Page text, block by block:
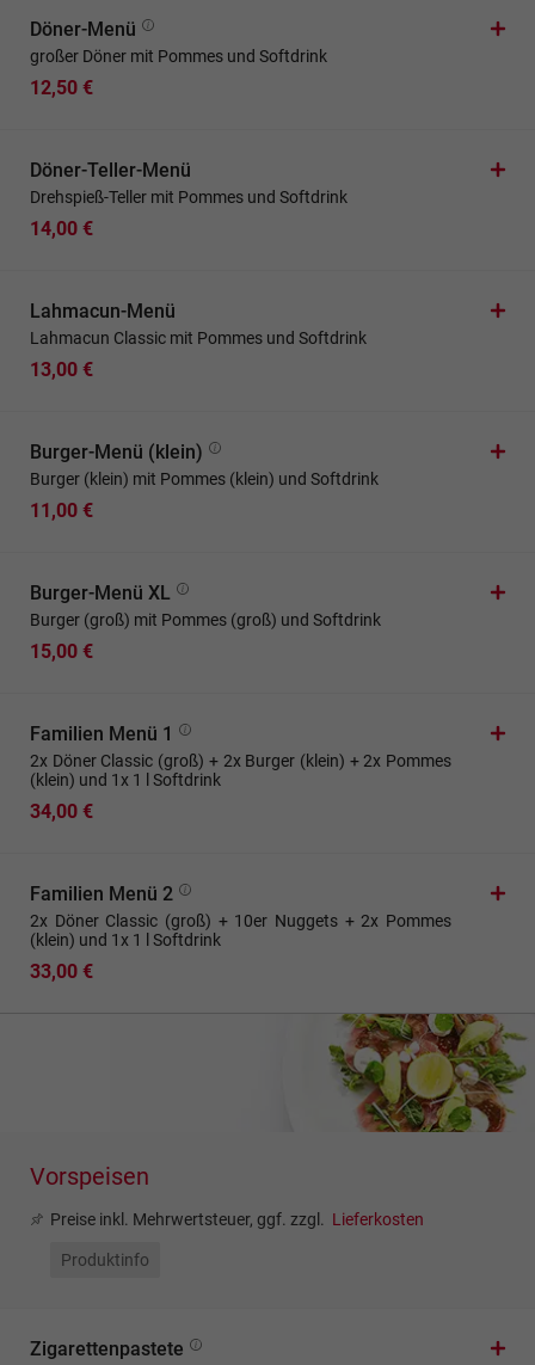
Döner-Menü
großer Döner mit Pommes und Softdrink
12,50 €
Döner-Teller-Menü
Drehspieß-Teller mit Pommes und Softdrink
14,00 €
Lahmacun-Menü
Lahmacun Classic mit Pommes und Softdrink
13,00 €
Burger-Menü (klein)
Burger (klein) mit Pommes (klein) und Softdrink
11,00 €
Burger-Menü XL
Burger (groß) mit Pommes (groß) und Softdrink
15,00 €
Familien Menü 1
2x Döner Classic (groß) + 2x Burger (klein) + 2x Pommes
(klein) und 1x 1 l Softdrink
34,00 €
Familien Menü 2
2x Döner Classic (groß) + 10er Nuggets + 2x Pommes
(klein) und 1x 1 l Softdrink
33,00 €
Vorspeisen
Preise inkl. Mehrwertsteuer, ggf. zzgl. Lieferkosten
Produktinfo
Zigarettenpastete